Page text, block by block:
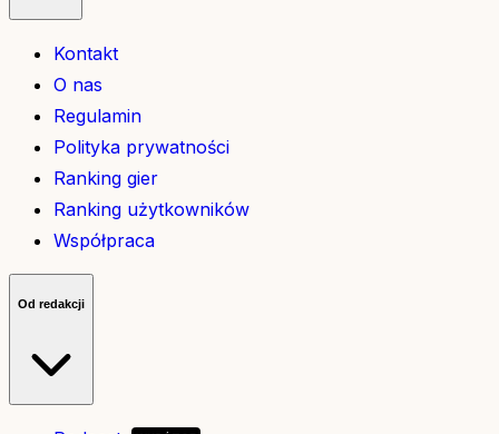
Kontakt
O nas
Regulamin
Polityka prywatności
Ranking gier
Ranking użytkowników
Współpraca
Od redakcji